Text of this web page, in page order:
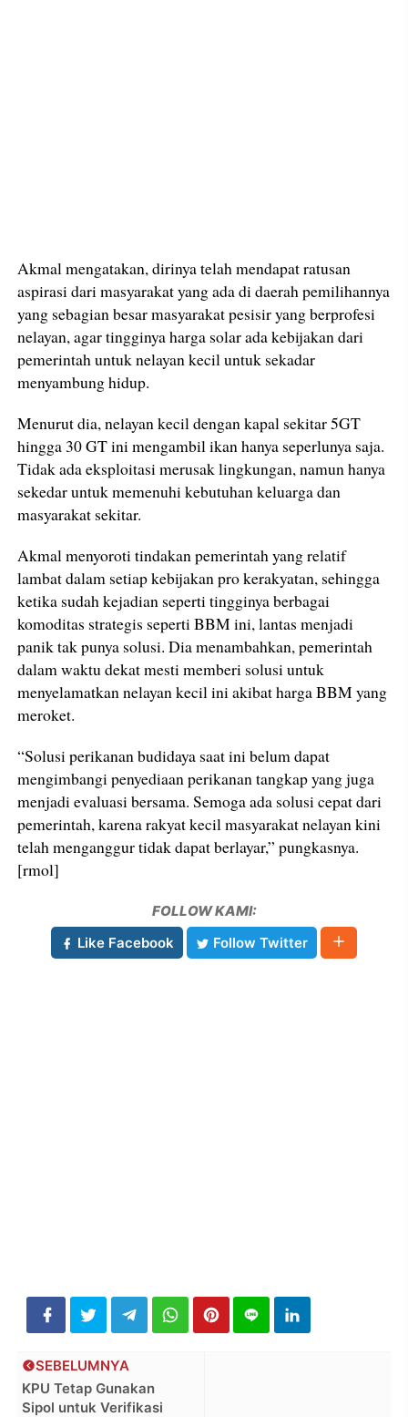
Akmal mengatakan, dirinya telah mendapat ratusan
aspirasi dari masyarakat yang ada di daerah pemilihannya
yang sebagian besar masyarakat pesisir yang berprofesi
nelayan, agar tingginya harga solar ada kebijakan dari
pemerintah untuk nelayan kecil untuk sekadar
menyambung hidup.
Menurut dia, nelayan kecil dengan kapal sekitar 5GT
hingga 30 GT ini mengambil ikan hanya seperlunya saja.
Tidak ada eksploitasi merusak lingkungan, namun hanya
sekedar untuk memenuhi kebutuhan keluarga dan
masyarakat sekitar.
Akmal menyoroti tindakan pemerintah yang relatif
lambat dalam setiap kebijakan pro kerakyatan, sehingga
ketika sudah kejadian seperti tingginya berbagai
komoditas strategis seperti BBM ini, lantas menjadi
panik tak punya solusi. Dia menambahkan, pemerintah
dalam waktu dekat mesti memberi solusi untuk
menyelamatkan nelayan kecil ini akibat harga BBM yang
meroket.
“Solusi perikanan budidaya saat ini belum dapat
mengimbangi penyediaan perikanan tangkap yang juga
menjadi evaluasi bersama. Semoga ada solusi cepat dari
pemerintah, karena rakyat kecil masyarakat nelayan kini
telah menganggur tidak dapat berlayar,” pungkasnya.
[rmol]
FOLLOW KAMI:
Like Facebook
Follow Twitter
SEBELUMNYA
KPU Tetap Gunakan
Sipol untuk Verifikasi